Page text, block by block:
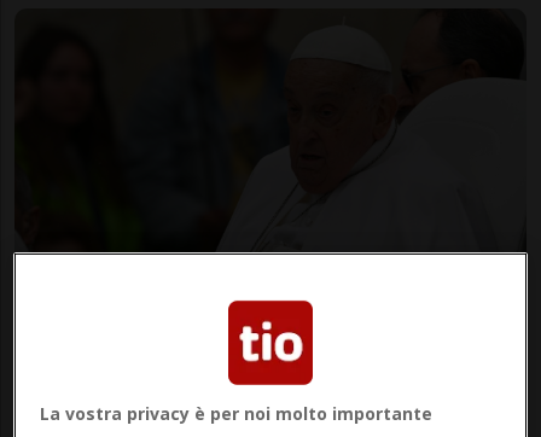
Il Papa è morto di «ictus, coma,
collasso cardiocircolatorio»
La vostra privacy è per noi molto importante